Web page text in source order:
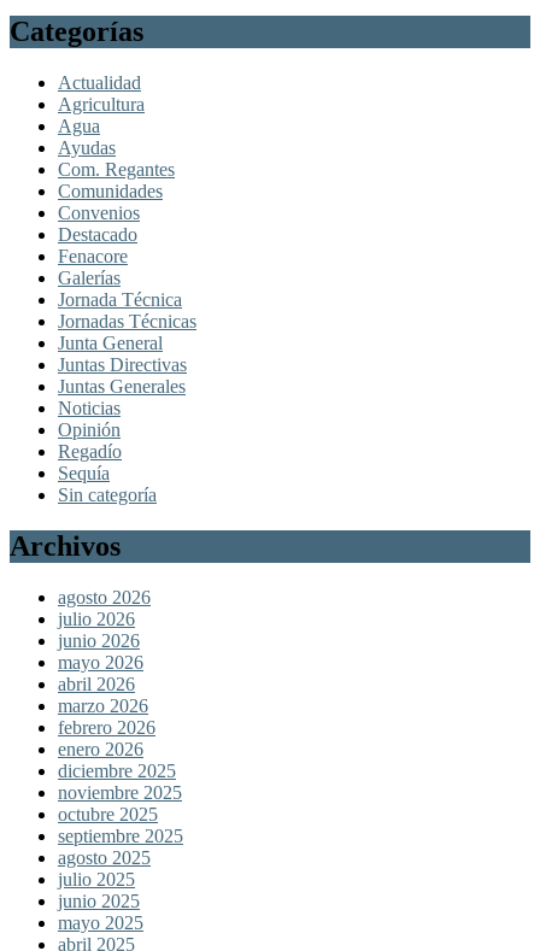
Categorías
Actualidad
Agricultura
Agua
Ayudas
Com. Regantes
Comunidades
Convenios
Destacado
Fenacore
Galerías
Jornada Técnica
Jornadas Técnicas
Junta General
Juntas Directivas
Juntas Generales
Noticias
Opinión
Regadío
Sequía
Sin categoría
Archivos
agosto 2026
julio 2026
junio 2026
mayo 2026
abril 2026
marzo 2026
febrero 2026
enero 2026
diciembre 2025
noviembre 2025
octubre 2025
septiembre 2025
agosto 2025
julio 2025
junio 2025
mayo 2025
abril 2025